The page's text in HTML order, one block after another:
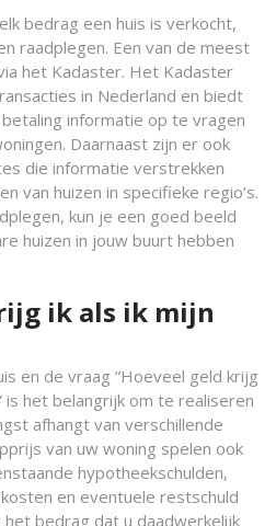
bedrag een huis is verkocht,
raadplegen. Een van de meest
het Kadaster. Het Kadaster
in Nederland en biedt
informatie op te vragen
Daarnaast zijn er ook
die informatie verstrekken
van huizen in specifieke regio’s.
kun je een goed beeld
huizen in jouw buurt hebben
ik als ik mijn
en de vraag “Hoeveel geld krijg
is het belangrijk om te realiseren
afhangt van verschillende
van uw woning spelen ook
hypotheekschulden,
en eventuele restschuld
bedrag dat u daadwerkelijk